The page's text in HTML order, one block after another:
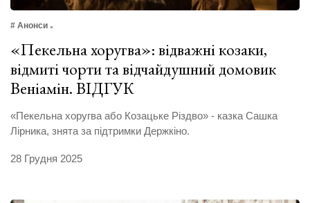
# Анонси
«Пекельна хоругва»: відважні козаки,
відмиті чорти та відчайдушний домовик
Веніамін. ВІДГУК
«Пекельна хоругва або Козацьке Різдво» - казка Сашка
Лірника, знята за підтримки Держкіно.
28 Грудня 2025